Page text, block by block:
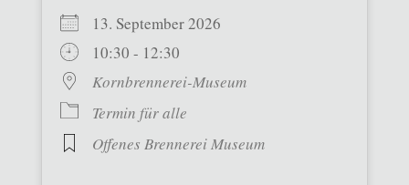
13. September 2026
10:30 - 12:30
Kornbrennerei-Museum
Termin für alle
Offenes Brennerei Museum